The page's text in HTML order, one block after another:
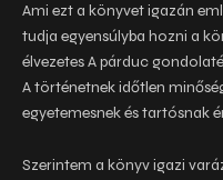
Ami ezt a könyvet igazán
tudja egyensúlyba hozni a
élvezetes A párduc
A történetnek időtlen
egyetemesnek és tartósnak
Szerintem a könyv igazi